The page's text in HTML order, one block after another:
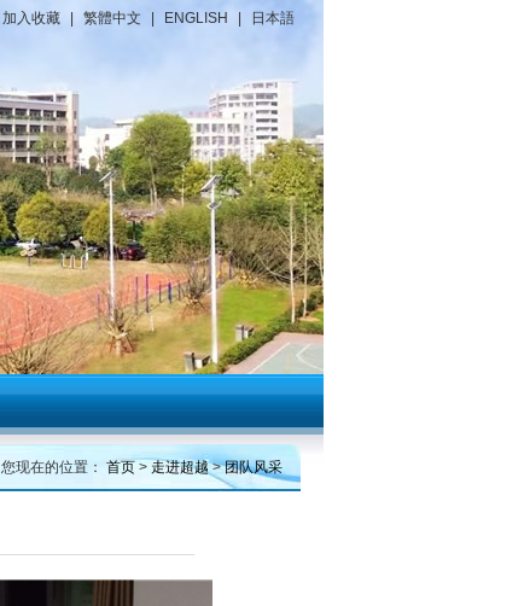
加入收藏 繁體中文 ENGLISH 日本語
您现在的位置： 首页 > 走进超越>团队风采